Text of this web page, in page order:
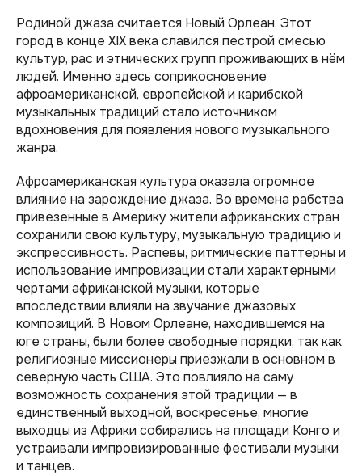
Родиной джаза считается Новый Орлеан. Этот
город в конце XIX века славился пестрой смесью
культур, рас и этнических групп проживающих в нём
людей. Именно здесь соприкосновение
афроамериканской, европейской и карибской
музыкальных традиций стало источником
вдохновения для появления нового музыкального
жанра.
Афроамериканская культура оказала огромное
влияние на зарождение джаза. Во времена рабства
привезенные в Америку жители африканских стран
сохранили свою культуру, музыкальную традицию и
экспрессивность. Распевы, ритмические паттерны и
использование импровизации стали характерными
чертами африканской музыки, которые
впоследствии влияли на звучание джазовых
композиций. В Новом Орлеане, находившемся на
юге страны, были более свободные порядки, так как
религиозные миссионеры приезжали в основном в
северную часть США. Это повлияло на саму
возможность сохранения этой традиции — в
единственный выходной, воскресенье, многие
выходцы из Африки собирались на площади Конго и
устраивали импровизированные фестивали музыки
и танцев.